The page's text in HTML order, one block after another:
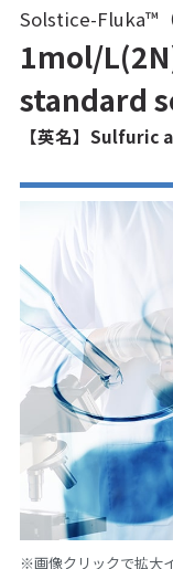
Solstice-Fluka™
1mol/
standard
【英名】Sulfuric
※画像クリックで拡大